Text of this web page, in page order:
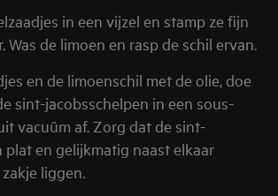
in een vijzel en stamp ze fijn
Was de limoen en rasp de schil ervan.
en de limoenschil met de olie, doe
sint-jacobsschelpen in een sous-
vacuüm af. Zorg dat de sint-
plat en gelijkmatig naast elkaar
liggen.